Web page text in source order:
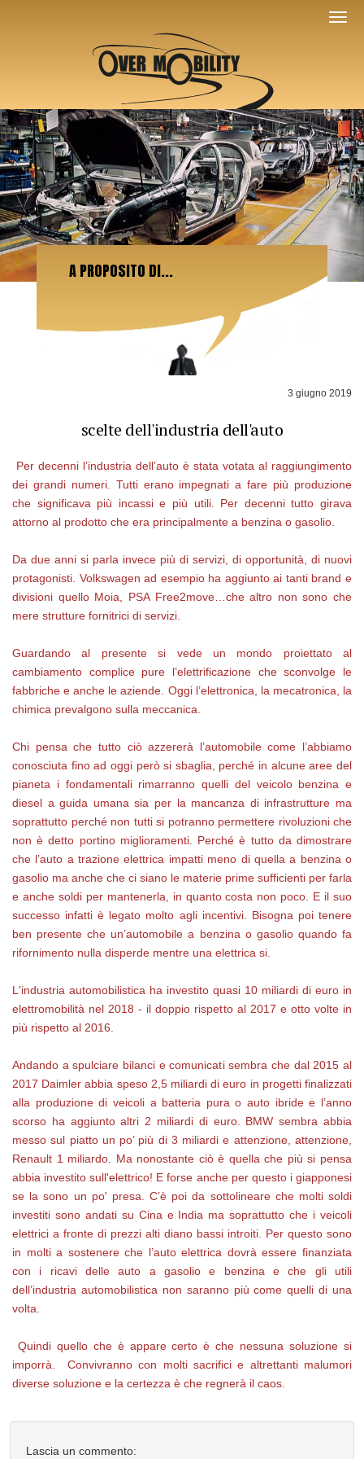
A PROPOSITO DI...
3 giugno 2019
scelte dell'industria dell'auto
Per decenni l’industria dell’auto è stata votata al raggiungimento
dei grandi numeri. Tutti erano impegnati a fare più produzione
che significava più incassi e più utili. Per decenni tutto girava
attorno al prodotto che era principalmente a benzina o gasolio.
Da due anni si parla invece più di servizi, di opportunità, di nuovi
protagonisti. Volkswagen ad esempio ha aggiunto ai tanti brand e
divisioni quello Moia, PSA Free2move…che altro non sono che
mere strutture fornitrici di servizi.
Guardando al presente si vede un mondo proiettato al
cambiamento complice pure l’elettrificazione che sconvolge le
fabbriche e anche le aziende. Oggi l’elettronica, la mecatronica, la
chimica prevalgono sulla meccanica.
Chi pensa che tutto ciò azzererà l’automobile come l’abbiamo
conosciuta fino ad oggi però si sbaglia, perché in alcune aree del
pianeta i fondamentali rimarranno quelli del veicolo benzina e
diesel a guida umana sia per la mancanza di infrastrutture ma
soprattutto perché non tutti si potranno permettere rivoluzioni che
non è detto portino miglioramenti. Perché è tutto da dimostrare
che l’auto a trazione elettrica impatti meno di quella a benzina o
gasolio ma anche che ci siano le materie prime sufficienti per farla
e anche soldi per mantenerla, in quanto costa non poco. E il suo
successo infatti è legato molto agli incentivi. Bisogna poi tenere
ben presente che un’automobile a benzina o gasolio quando fa
rifornimento nulla disperde mentre una elettrica si.
L'industria automobilistica ha investito quasi 10 miliardi di euro in
elettromobilità nel 2018 - il doppio rispetto al 2017 e otto volte in
più rispetto al 2016.
Andando a spulciare bilanci e comunicati sembra che dal 2015 al
2017 Daimler abbia speso 2,5 miliardi di euro in progetti finalizzati
alla produzione di veicoli a batteria pura o auto ibride e l’anno
scorso ha aggiunto altri 2 miliardi di euro. BMW sembra abbia
messo sul piatto un po’ più di 3 miliardi e attenzione, attenzione,
Renault 1 miliardo. Ma nonostante ciò è quella che più si pensa
abbia investito sull'elettrico! E forse anche per questo i giapponesi
se la sono un po' presa. C’è poi da sottolineare che molti soldi
investiti sono andati su Cina e India ma soprattutto che i veicoli
elettrici a fronte di prezzi alti diano bassi introiti. Per questo sono
in molti a sostenere che l’auto elettrica dovrà essere finanziata
con i ricavi delle auto a gasolio e benzina e che gli utili
dell’industria automobilistica non saranno più come quelli di una
volta.
Quindi quello che è appare certo è che nessuna soluzione si
imporrà. Convivranno con molti sacrifici e altrettanti malumori
diverse soluzione e la certezza è che regnerà il caos.
Lascia un commento: